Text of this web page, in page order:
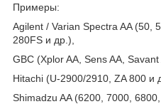
Примеры:
Agilent / Varian Spectra AA (50,
280FS и др.),
GBC (Xplor AA, Sens AA,
Hitachi (U-2900/2910, ZA 800 и
Shimadzu AA (6200, 7000,